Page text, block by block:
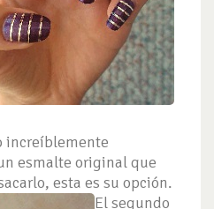
increíblemente
esmalte original que
esta es su opción.
El segundo